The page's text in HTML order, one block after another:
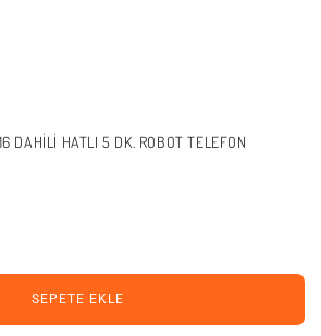
DAHILI HATLI 5 DK. ROBOT TELEFON
SEPETE EKLE